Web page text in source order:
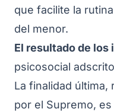
que facilite la
del menor.
El resultado de los
psicosocial
La finalidad última,
por el Supremo,